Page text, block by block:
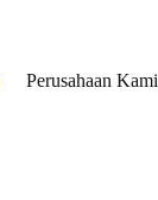
Perusahaan Kami